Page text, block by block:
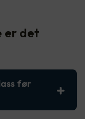
er det
før